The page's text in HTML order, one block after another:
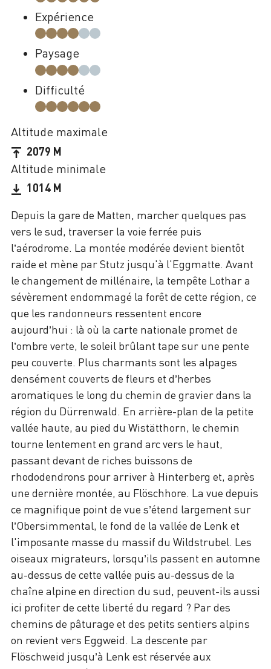
Depuis la gare de Matten, marcher quelques pas
vers le sud, traverser la voie ferrée puis
l’aérodrome. La montée modérée devient bientôt
raide et mène par Stutz jusqu'à l'Eggmatte. Avant
le changement de millénaire, la tempête Lothar a
sévèrement endommagé la forêt de cette région, ce
que les randonneurs ressentent encore
aujourd’hui : là où la carte nationale promet de
l’ombre verte, le soleil brûlant tape sur une pente
peu couverte. Plus charmants sont les alpages
densément couverts de fleurs et d’herbes
aromatiques le long du chemin de gravier dans la
région du Dürrenwald. En arrière-plan de la petite
vallée haute, au pied du Wistätthorn, le chemin
tourne lentement en grand arc vers le haut,
passant devant de riches buissons de
rhododendrons pour arriver à Hinterberg et, après
une dernière montée, au Flöschhore. La vue depuis
ce magnifique point de vue s’étend largement sur
l’Obersimmental, le fond de la vallée de Lenk et
l'imposante masse du massif du Wildstrubel. Les
oiseaux migrateurs, lorsqu’ils passent en automne
au-dessus de cette vallée puis au-dessus de la
chaîne alpine en direction du sud, peuvent-ils aussi
ici profiter de cette liberté du regard ? Par des
chemins de pâturage et des petits sentiers alpins
on revient vers Eggweid. La descente par
Flöschweid jusqu’à Lenk est réservée aux
Expérience
Paysage
Difficulté
Altitude maximale
2079 M
Altitude minimale
1014 M